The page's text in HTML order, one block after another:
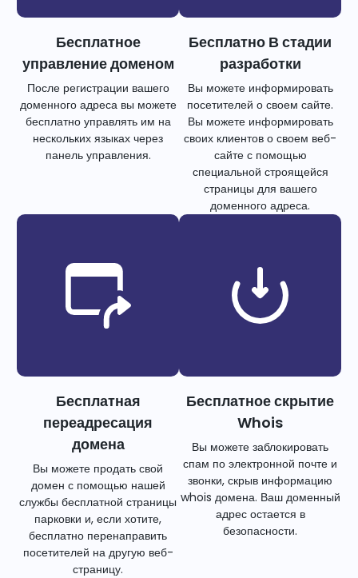
Бесплатное
управление доменом
После регистрации вашего
доменного адреса вы можете
бесплатно управлять им на
нескольких языках через
панель управления.
Бесплатно В стадии
разработки
Вы можете информировать
посетителей о своем сайте.
Вы можете информировать
своих клиентов о своем веб-
сайте с помощью
специальной строящейся
страницы для вашего
доменного адреса.
Бесплатная
переадресация
домена
Вы можете продать свой
домен с помощью нашей
службы бесплатной страницы
парковки и, если хотите,
бесплатно перенаправить
посетителей на другую веб-
страницу.
Бесплатное скрытие
Whois
Вы можете заблокировать
спам по электронной почте и
звонки, скрыв информацию
whois домена. Ваш доменный
адрес остается в
безопасности.